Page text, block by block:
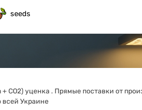
seeds
СО2) уценка . Прямые поставки от
всей Украине